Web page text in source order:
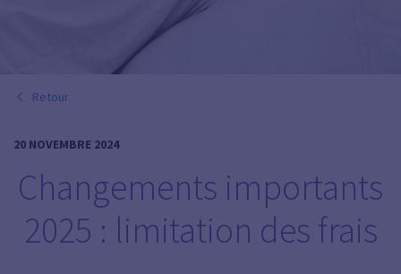
Retour
20 NOVEMBRE 2024
Changements importants
2025 : limitation des frais